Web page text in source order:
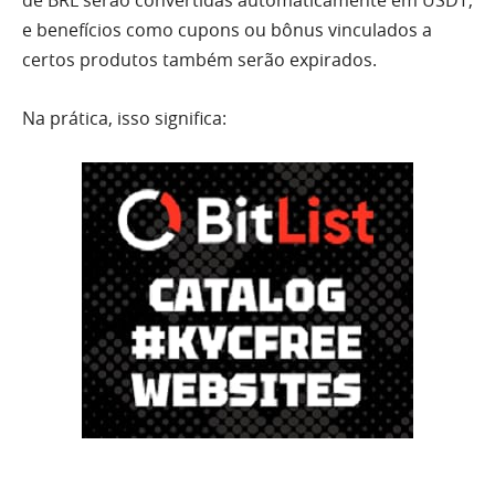
e benefícios como cupons ou bônus vinculados a
certos produtos também serão expirados.
Na prática, isso significa: